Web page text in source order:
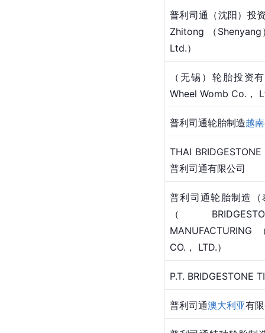
普利司通（沈阳）投
Zhitong （
Ltd.）
（无锡）轮胎投资
Wheel Womb Co.，
普利司通轮胎制造越南
THAI
普利司通有限公司
普利司通轮胎制造
（
CO.， LTD.）
P.T. BRIDGESTONE
普利司通澳大利亚有